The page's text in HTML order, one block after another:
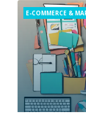
Categories
E-COMMERCE &